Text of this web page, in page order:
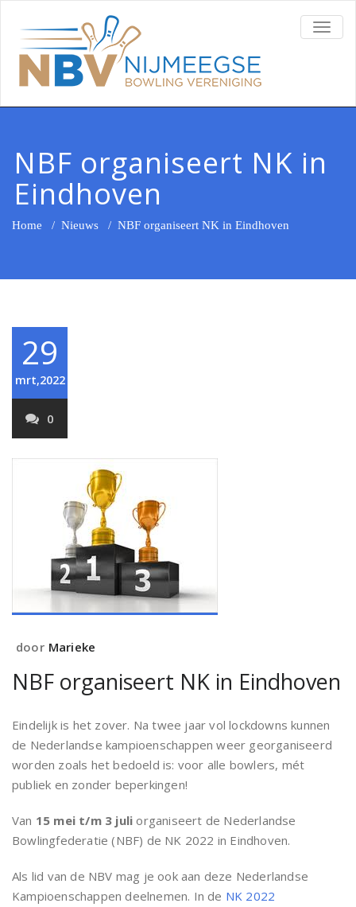
NBF organiseert NK in
Eindhoven
Home / Nieuws / NBF organiseert NK in Eindhoven
29
mrt,2022
0
door Marieke
NBF organiseert NK in Eindhoven
Eindelijk is het zover. Na twee jaar vol lockdowns kunnen
de Nederlandse kampioenschappen weer georganiseerd
worden zoals het bedoeld is: voor alle bowlers, mét
publiek en zonder beperkingen!
Van 15 mei t/m 3 juli organiseert de Nederlandse
Bowlingfederatie (NBF) de NK 2022 in Eindhoven.
Als lid van de NBV mag je ook aan deze Nederlandse
Kampioenschappen deelnemen. In de NK 2022